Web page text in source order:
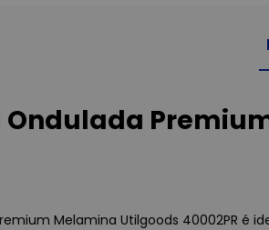
Ondulada
Melamina Utilgoods 40002PR